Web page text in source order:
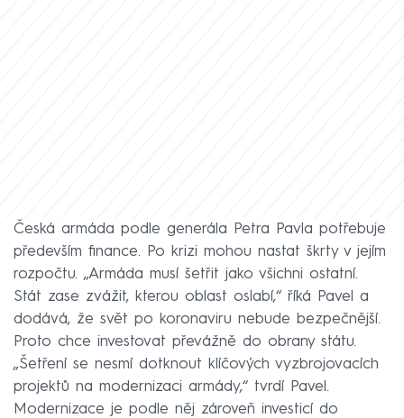
Česká armáda podle generála Petra Pavla potřebuje
především finance. Po krizi mohou nastat škrty v jejím
rozpočtu. „Armáda musí šetřit jako všichni ostatní.
Stát zase zvážit, kterou oblast oslabí,“ říká Pavel a
dodává, že svět po koronaviru nebude bezpečnější.
Proto chce investovat převážně do obrany státu.
„Šetření se nesmí dotknout klíčových vyzbrojovacích
projektů na modernizaci armády,“ tvrdí Pavel.
Modernizace je podle něj zároveň investicí do